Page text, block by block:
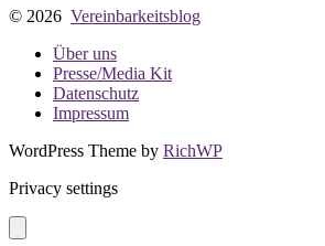
© 2026 Vereinbarkeitsblog
Über uns
Presse/Media Kit
Datenschutz
Impressum
WordPress Theme by RichWP
Privacy settings